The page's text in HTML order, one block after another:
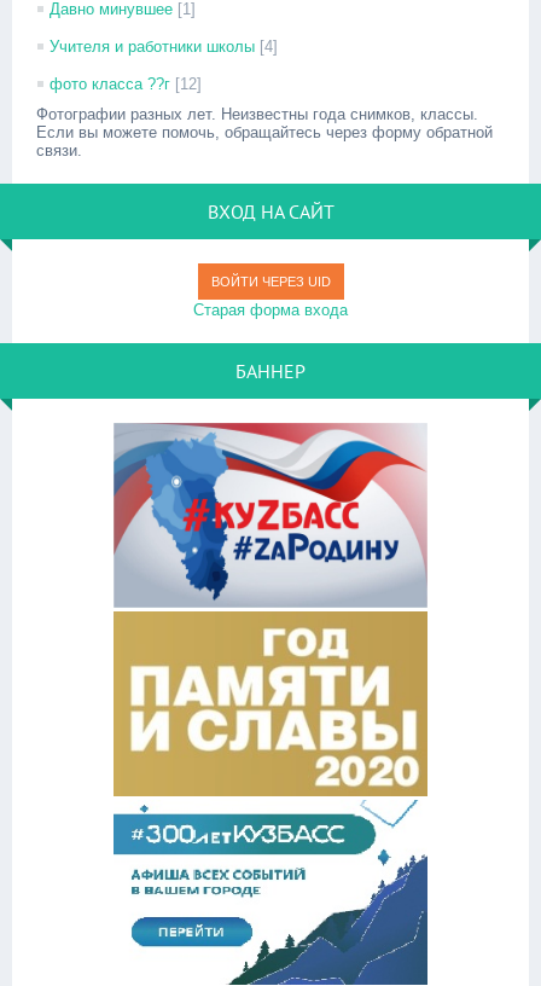
Давно минувшее [1]
Учителя и работники школы [4]
фото класса ??г [12]
Фотографии разных лет. Неизвестны года снимков, классы.
Если вы можете помочь, обращайтесь через форму обратной
связи.
ВХОД НА САЙТ
ВОЙТИ ЧЕРЕЗ UID
Старая форма входа
БАННЕР